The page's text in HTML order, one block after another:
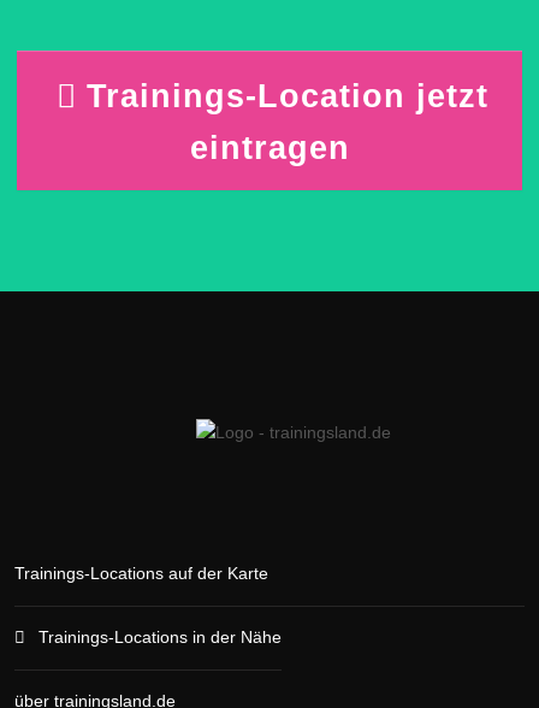
Trainings-Location jetzt
eintragen
Trainings-Locations auf der Karte
Trainings-Locations in der Nähe
über trainingsland.de